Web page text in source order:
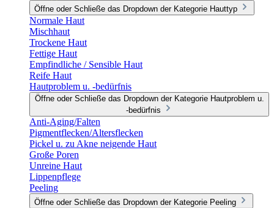
Öffne oder Schließe das Dropdown der Kategorie Hauttyp
Normale Haut
Mischhaut
Trockene Haut
Fettige Haut
Empfindliche / Sensible Haut
Reife Haut
Hautproblem u. -bedürfnis
Öffne oder Schließe das Dropdown der Kategorie Hautproblem u.
-bedürfnis
Anti-Aging/Falten
Pigmentflecken/Altersflecken
Pickel u. zu Akne neigende Haut
Große Poren
Unreine Haut
Lippenpflege
Peeling
Öffne oder Schließe das Dropdown der Kategorie Peeling